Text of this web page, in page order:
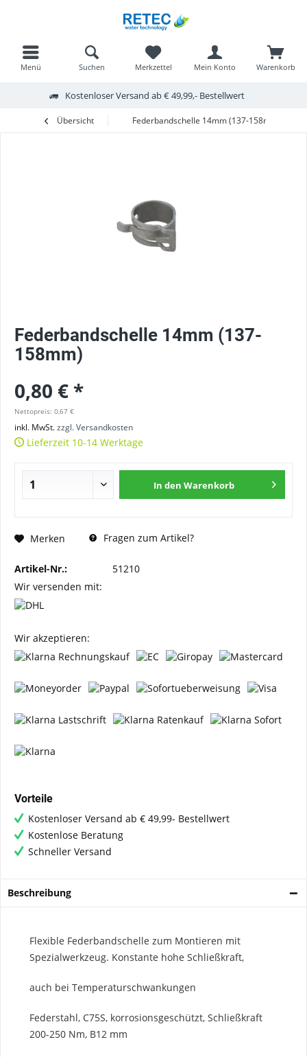
Kostenloser Versand ab € 49,99,- Bestellwert
Menü Warenkorb
Merkzettel Mein Konto
Suchen
Übersicht Federbandschelle 14mm (137-158mm)
Federbandschelle 14mm (137-
158mm)
0,80 € *
Nettopreis: 0,67 €
inkl. MwSt.zzgl. Versandkosten
Lieferzeit 10-14 Werktage
In den Warenkorb
Merken Fragen zum Artikel?
Artikel-Nr.:
51210
Wir versenden mit:
Wir akzeptieren:
Vorteile
Kostenloser Versand ab € 49,99- Bestellwert
Kostenlose Beratung
Schneller Versand
Beschreibung
Flexible Federbandschelle zum Montieren mit
Spezialwerkzeug. Konstante hohe Schließkraft,
auch bei Temperaturschwankungen
Federstahl, C75S, korrosionsgeschützt, Schließkraft
200-250 Nm, B12 mm